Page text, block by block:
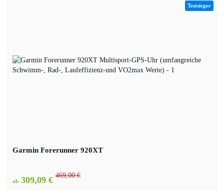
Testsieger
Garmin Forerunner 920XT
ab 309,09 € 469,00 €